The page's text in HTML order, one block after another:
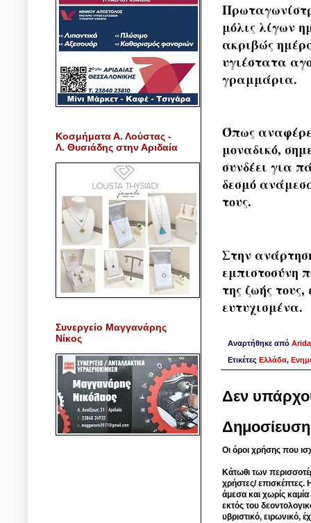
μόλις λίγων
ακριβώς
υγιέστατα
γραμμάρια.
Όπως
μοναδικό,
συνδέει για
δεσμό
τους.
Στην
εμπιστοσύνη
της ζωής
ευτυχισμένα.
Αναρτήθηκε από
Ετικέτες Ελλάδα,
Δεν
Οι όροι χρήσης που
Κάτωθι των
χρήστες/ επισκέπτες.
άμεσα και χωρίς
εκτός του
υβριστικό, ειρωνικό,
Κοσμήματα Α. Λούστας -
Λ. Θυσιάδης στην Αριδαία
Συνεργείο Μαγγανάρης
Νίκος